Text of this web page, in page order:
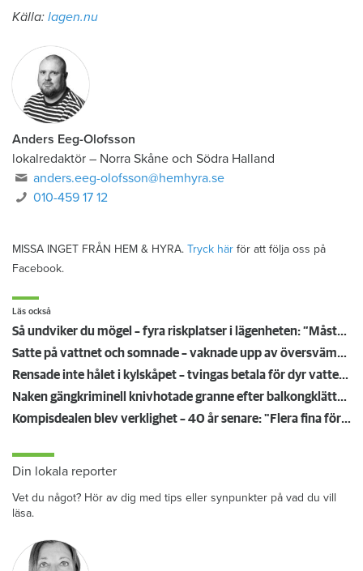
Källa: lagen.nu
Anders Eeg-Olofsson
lokalredaktör – Norra Skåne och Södra Halland
anders.eeg-olofsson@hemhyra.se
010-459 17 12
MISSA INGET FRÅN HEM & HYRA. Tryck här för att följa oss på
Facebook.
Läs också
Så undviker du mögel – fyra riskplatser i lägenheten: ”Måste städa bort”
Satte på vattnet och somnade – vaknade upp av översvämning hos grannen
Rensade inte hålet i kylskåpet – tvingas betala för dyr vattenskada
Naken gängkriminell knivhotade granne efter balkongklättring
Kompisdealen blev verklighet – 40 år senare: "Flera fina fördelar med att dela bostad"
Din lokala reporter
Vet du något? Hör av dig med tips eller synpunkter på vad du vill
läsa.